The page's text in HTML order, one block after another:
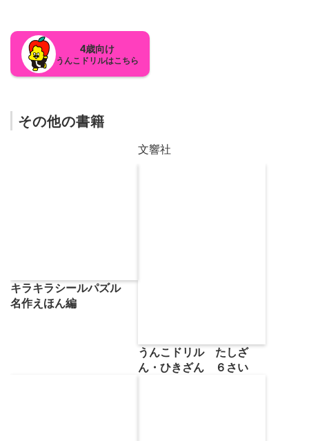
4歳向け
うんこドリルはこちら
その他の書籍
文響社
キラキラシールパズル
名作えほん編
うんこドリル たしざ
ん・ひきざん ６さい